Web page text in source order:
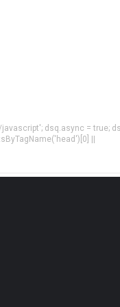
dsq.async = true;
||